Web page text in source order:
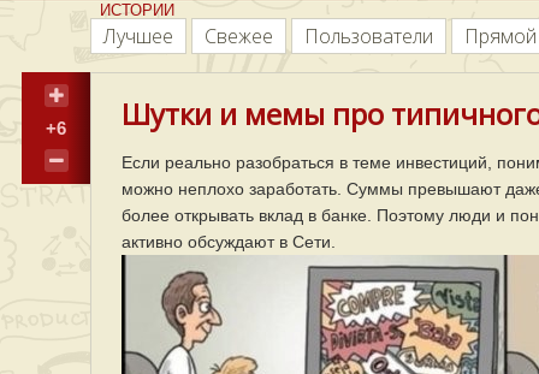
ИСТОРИИ
Лучшее Свежее Пользователи
+6 Шутки и мемы про типичного
Если реально разобраться в теме инвестиций,
можно неплохо заработать. Суммы превышают
более открывать вклад в банке. Поэтому люди и
активно обсуждают в Сети.